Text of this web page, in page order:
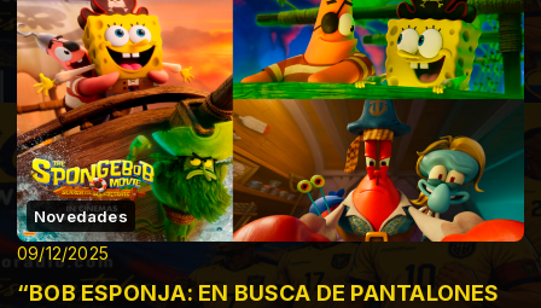
Novedades
09/12/2025
“BOB ESPONJA: EN BUSCA DE PANTALONES